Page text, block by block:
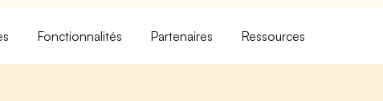
Fonctionnalités Partenaires Ressources